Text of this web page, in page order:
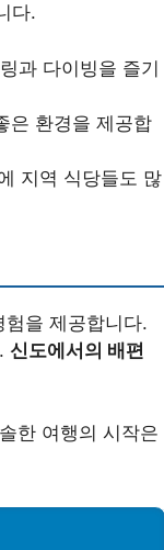
다.
과 다이빙을 즐기
은 환경을 제공합
지역 식당들도 많
을 제공합니다.
신도에서의 배편
한 여행의 시작은